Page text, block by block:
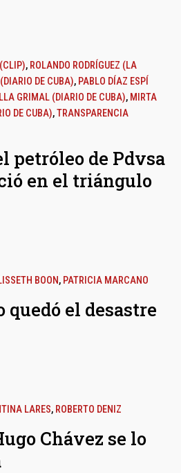
, ROLANDO RODRÍGUEZ (LA
DE CUBA), PABLO DÍAZ ESPÍ
GRIMAL (DIARIO DE CUBA), MIRTA
DE CUBA),TRANSPARENCIA
petróleo de Pdvsa
en el triángulo
BOON, PATRICIA MARCANO
quedó el desastre
LARES, ROBERTO DENIZ
Chávez se lo